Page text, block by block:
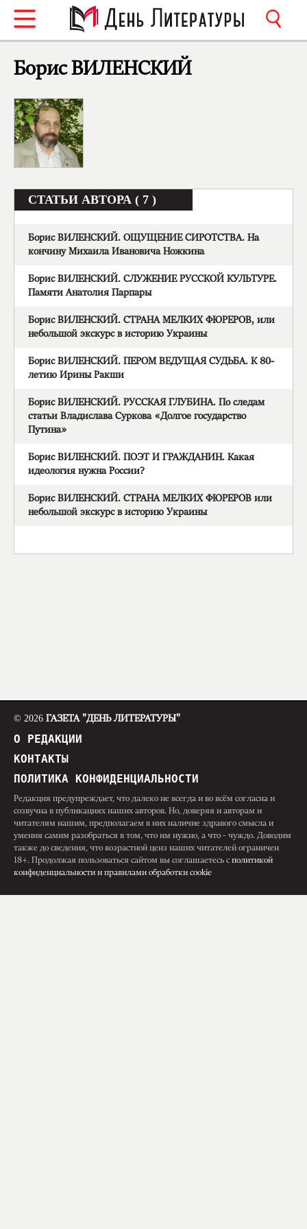
Борис ВИЛЕНСКИЙ
СТАТЬИ АВТОРА ( 7 )
Борис ВИЛЕНСКИЙ. ОЩУЩЕНИЕ СИРОТСТВА. На
кончину Михаила Ивановича Ножкина
Борис ВИЛЕНСКИЙ. СЛУЖЕНИЕ РУССКОЙ КУЛЬТУРЕ.
Памяти Анатолия Парпары
Борис ВИЛЕНСКИЙ. СТРАНА МЕЛКИХ ФЮРЕРОВ, или
небольшой экскурс в историю Украины
Борис ВИЛЕНСКИЙ. ПЕРОМ ВЕДУЩАЯ СУДЬБА. К 80-
летию Ирины Ракши
Борис ВИЛЕНСКИЙ. РУССКАЯ ГЛУБИНА. По следам
статьи Владислава Суркова «Долгое государство
Путина»
Борис ВИЛЕНСКИЙ. ПОЭТ И ГРАЖДАНИН. Какая
идеология нужна России?
Борис ВИЛЕНСКИЙ. СТРАНА МЕЛКИХ ФЮРЕРОВ или
небольшой экскурс в историю Украины
© 2026 ГАЗЕТА "ДЕНЬ ЛИТЕРАТУРЫ"
О РЕДАКЦИИ
КОНТАКТЫ
ПОЛИТИКА КОНФИДЕНЦИАЛЬНОСТИ
Редакция предупреждает, что далеко не всегда и во всём согласна и
созвучна в публикациях наших авторов. Но, доверяя и авторам и
читателям нашим, предполагаем в них наличие здравого смысла и
умения самим разобраться в том, что им нужно, а что - чуждо. Доводим
также до сведения, что возрастной ценз наших читателей ограничен
18+. Продолжая пользоваться сайтом вы соглашаетесь с политикой
конфиденциальности и правилами обработки cookie